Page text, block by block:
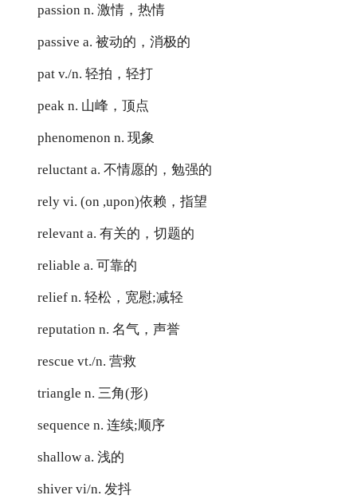
passion n. 激情，热情
passive a. 被动的，消极的
pat v./n. 轻拍，轻打
peak n. 山峰，顶点
phenomenon n. 现象
reluctant a. 不情愿的，勉强的
rely vi. (on ,upon)依赖，指望
relevant a. 有关的，切题的
reliable a. 可靠的
relief n. 轻松，宽慰;减轻
reputation n. 名气，声誉
rescue vt./n. 营救
triangle n. 三角(形)
sequence n. 连续;顺序
shallow a. 浅的
shiver vi/n. 发抖